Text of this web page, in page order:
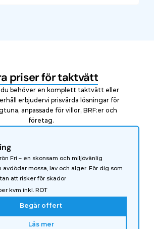
priser för taktvätt
behöver en komplett taktvätt eller
erbjudervi prisvärda lösningar för
anpassade för villor, BRF:er och
företag.
Fri – en skonsam och miljövänlig
mossa, lav och alger. För dig som
att risker för skador
kvm inkl. ROT
Begär offert
Läs mer